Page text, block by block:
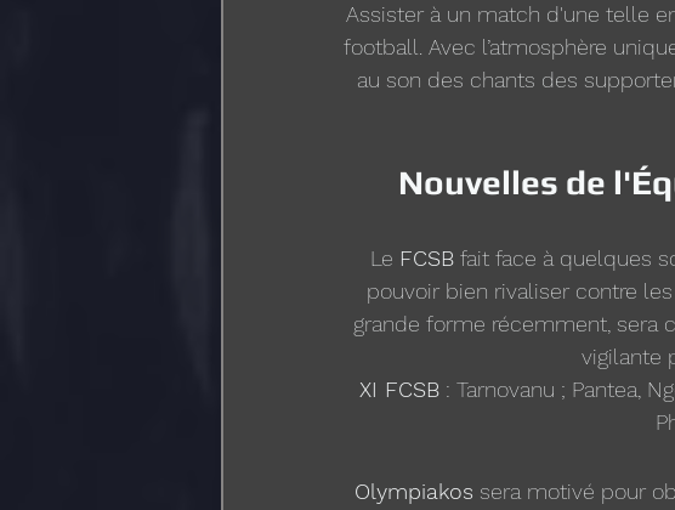
Assister à un match d'une telle
football. Avec l’atmosphère
au son des chants des
Nouvelles de
Le FCSB fait face à quelques
pouvoir bien rivaliser contre
grande forme récemment, sera
vigilante
XI FCSB : Tarnovanu ; Pantea,
Olympiakos sera motivé pour